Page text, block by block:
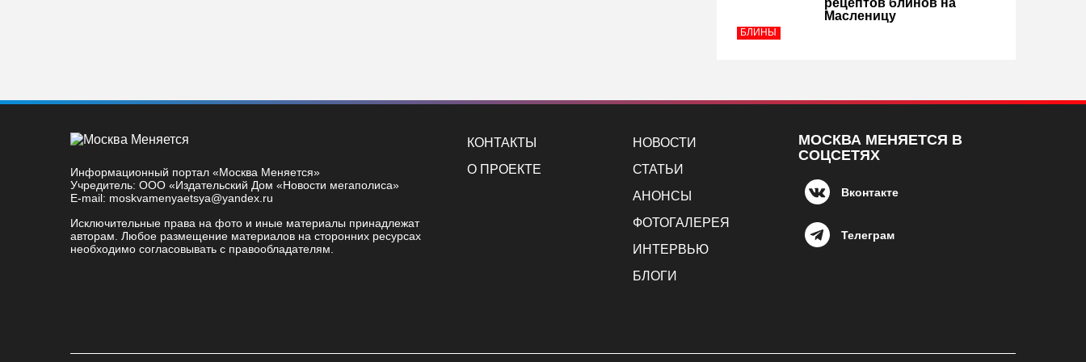
БЛИНЫ
рецептов блинов на
Масленицу
Информационный портал «Москва Меняется»
Учредитель: ООО «Издательский Дом «Новости мегаполиса»
E-mail: moskvamenyaetsya@yandex.ru
Исключительные права на фото и иные материалы принадлежат
авторам. Любое размещение материалов на сторонних ресурсах
необходимо согласовывать с правообладателям.
КОНТАКТЫ
О ПРОЕКТЕ
НОВОСТИ
СТАТЬИ
АНОНСЫ
ФОТОГАЛЕРЕЯ
ИНТЕРВЬЮ
БЛОГИ
МОСКВА МЕНЯЕТСЯ В
СОЦСЕТЯХ
Вконтакте
Телеграм